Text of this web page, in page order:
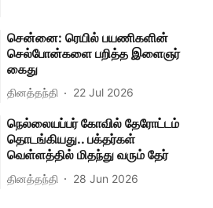
சென்னை: ரெயில் பயணிகளின்
செல்போன்களை பறித்த இளைஞர்
கைது
தினத்தந்தி 22 Jul 2026
நெல்லையப்பர் கோவில் தேரோட்டம்
தொடங்கியது.. பக்தர்கள்
வெள்ளத்தில் மிதந்து வரும் தேர்
தினத்தந்தி 28 Jun 2026